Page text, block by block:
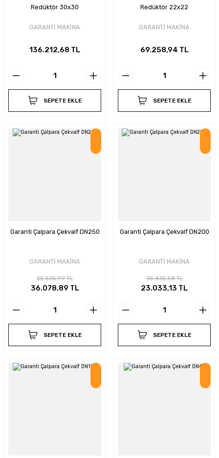
Redüktör 30x30
GARANTİ MAKİNA
136.212,68 TL
SEPETE EKLE
Redüktör 22x22
GARANTİ MAKİNA
69.258,94 TL
SEPETE EKLE
Garanti Çalpara Çekvalf DN250
GARANTİ MAKİNA
55.505,99 TL
36.078,89 TL
SEPETE EKLE
Garanti Çalpara Çekvalf DN200
GARANTİ MAKİNA
35.435,58 TL
23.033,13 TL
SEPETE EKLE